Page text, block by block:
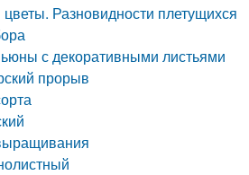
Разновидности плетущихся
с декоративными листьями
прорыв